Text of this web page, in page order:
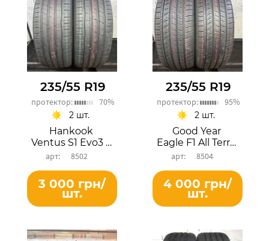
235/55 R19
протектор: 70%
Hankook
Ventus S1 Evo3 SUV
8502
2 шт.
3 000 грн/
шт.
235/55 R19
протектор: 95%
Good Year
Eagle F1 All Terrain
8504
2 шт.
4 000 грн/
шт.